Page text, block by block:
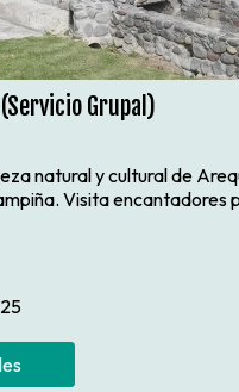
Grupal)
natural y cultural de
Visita encantadores